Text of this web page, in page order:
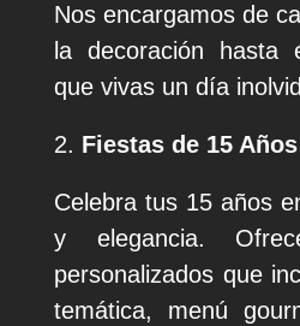
Nos encargamos de
la decoración hasta
que vivas un día
Fiestas de 15 Años
Celebra tus 15 años
y elegancia.
personalizados que
temática, menú